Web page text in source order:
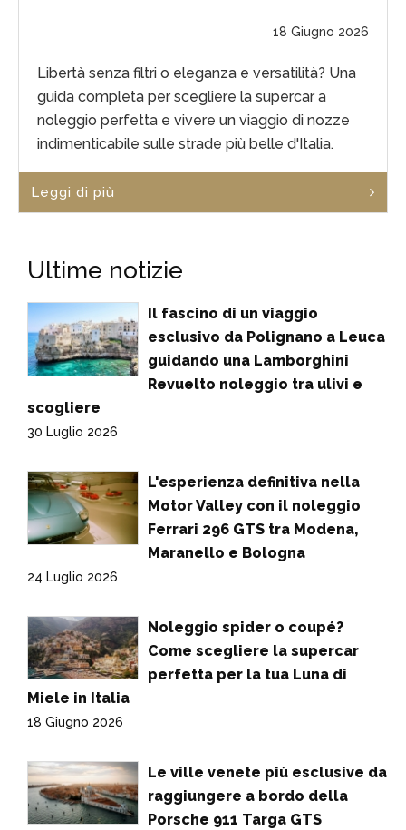
18 Giugno 2026
Libertà senza filtri o eleganza e versatilità? Una
guida completa per scegliere la supercar a
noleggio perfetta e vivere un viaggio di nozze
indimenticabile sulle strade più belle d'Italia.
Leggi di più
Ultime notizie
Il fascino di un viaggio
esclusivo da Polignano a Leuca
guidando una Lamborghini
Revuelto noleggio tra ulivi e
scogliere
30 Luglio 2026
L'esperienza definitiva nella
Motor Valley con il noleggio
Ferrari 296 GTS tra Modena,
Maranello e Bologna
24 Luglio 2026
Noleggio spider o coupé?
Come scegliere la supercar
perfetta per la tua Luna di
Miele in Italia
18 Giugno 2026
Le ville venete più esclusive da
raggiungere a bordo della
Porsche 911 Targa GTS